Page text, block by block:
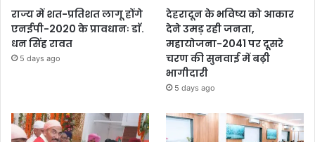
राज्य में शत-प्रतिशत लागू होंगे
एनईपी-2020 के प्रावधानः डाॅ.
धन सिंह रावत
5 days ago
देहरादून के भविष्य को आकार
देने उमड़ रही जनता,
महायोजना-2041 पर दूसरे
चरण की सुनवाई में बढ़ी
भागीदारी
5 days ago